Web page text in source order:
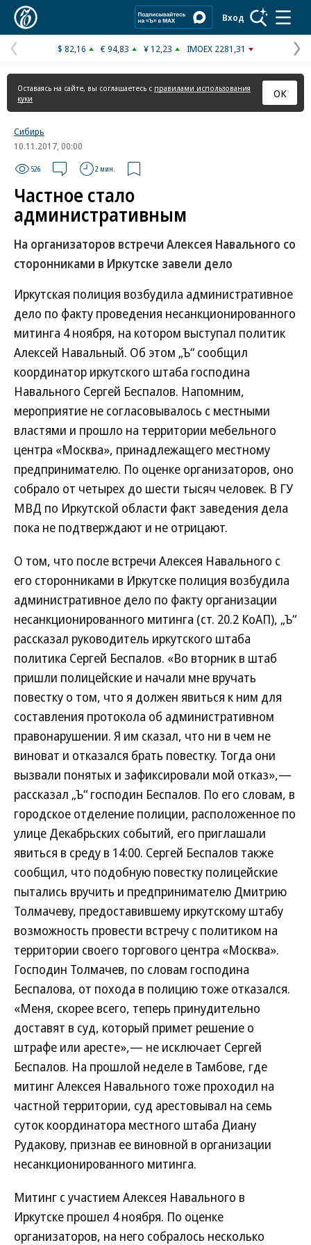
Вход
Предыдущая
страница
$ 82,16 € 94,83 ¥ 12,23 IMOEX 2281,31
Оставаясь на сайте, вы соглашаетесь с правилами использования
куки
ОК
Сибирь
10.11.2017, 00:00
526 2 мин.
Частное стало
административным
На организаторов встречи Алексея Навального со
сторонниками в Иркутске завели дело
Иркутская полиция возбудила административное
дело по факту проведения несанкционированного
митинга 4 ноября, на котором выступал политик
Алексей Навальный. Об этом „Ъ“ сообщил
координатор иркутского штаба господина
Навального Сергей Беспалов. Напомним,
мероприятие не согласовывалось с местными
властями и прошло на территории мебельного
центра «Москва», принадлежащего местному
предпринимателю. По оценке организаторов, оно
собрало от четырех до шести тысяч человек. В ГУ
МВД по Иркутской области факт заведения дела
пока не подтверждают и не отрицают.
О том, что после встречи Алексея Навального с
его сторонниками в Иркутске полиция возбудила
административное дело по факту организации
несанкционированного митинга (ст. 20.2 КоАП), „Ъ“
рассказал руководитель иркутского штаба
политика Сергей Беспалов. «Во вторник в штаб
пришли полицейские и начали мне вручать
повестку о том, что я должен явиться к ним для
составления протокола об административном
правонарушении. Я им сказал, что ни в чем не
виноват и отказался брать повестку. Тогда они
вызвали понятых и зафиксировали мой отказ»,—
рассказал „Ъ“ господин Беспалов. По его словам, в
городское отделение полиции, расположенное по
улице Декабрьских событий, его приглашали
явиться в среду в 14:00. Сергей Беспалов также
сообщил, что подобную повестку полицейские
пытались вручить и предпринимателю Дмитрию
Толмачеву, предоставившему иркутскому штабу
возможность провести встречу с политиком на
территории своего торгового центра «Москва».
Господин Толмачев, по словам господина
Беспалова, от похода в полицию тоже отказался.
«Меня, скорее всего, теперь принудительно
доставят в суд, который примет решение о
штрафе или аресте»,— не исключает Сергей
Беспалов. На прошлой неделе в Тамбове, где
митинг Алексея Навального тоже проходил на
частной территории, суд арестовывал на семь
суток координатора местного штаба Диану
Рудакову, признав ее виновной в организации
несанкционированного митинга.
Митинг с участием Алексея Навального в
Иркутске прошел 4 ноября. По оценке
организаторов, на него собралось несколько